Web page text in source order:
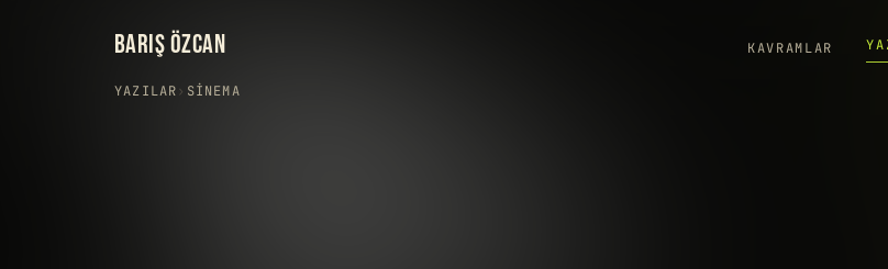
BARIŞ ÖZCAN KAVRAMLAR
YAZILAR› SINEMA